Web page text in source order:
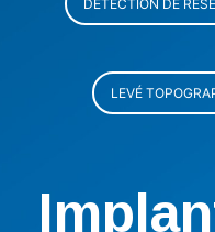
DÉTECTION DE
LEVÉ